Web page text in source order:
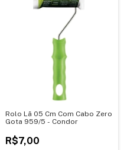
Rolo Lã 05 Cm Com Cabo Zero
Gota 959/5 - Condor
R$7,00